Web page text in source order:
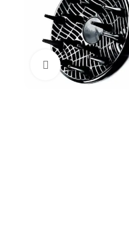
Click to enlarge